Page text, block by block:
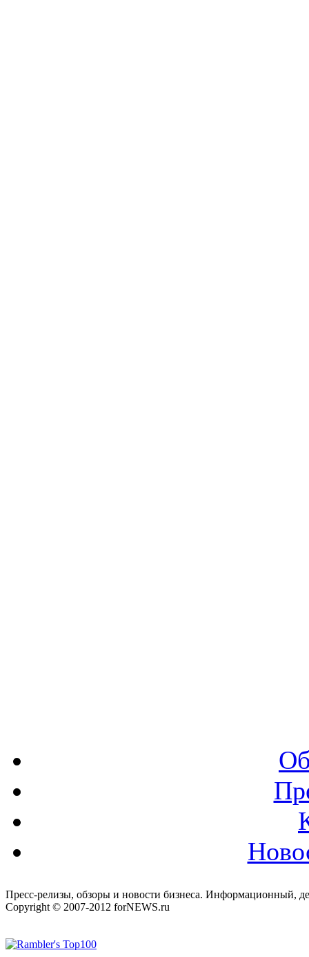
Пресс-релизы, обзоры и новости бизнеса. Информационный,
Copyright © 2007-2012 forNEWS.ru